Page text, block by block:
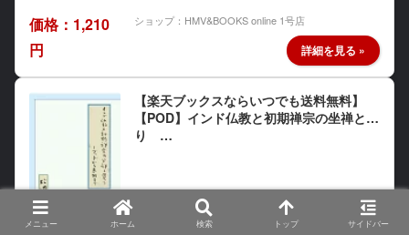
価格：1,210
円
ショップ：HMV&BOOKS online 1号店
【楽天ブックスならいつでも送料無料】
【POD】インド仏教と初期禅宗の坐禅と覚
り …
メニュー ホーム 検索 トップ サイドバー